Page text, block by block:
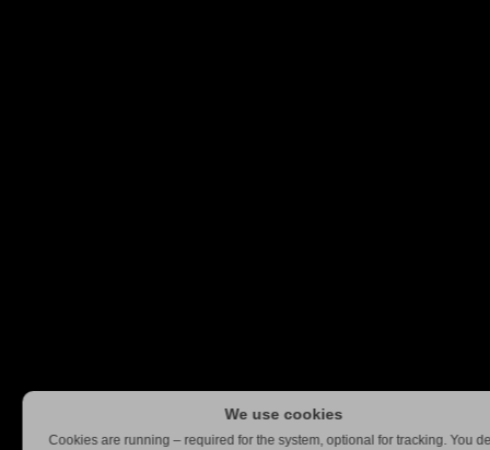
We use cookies
Cookies are running – required for the system, optional for tracking. You